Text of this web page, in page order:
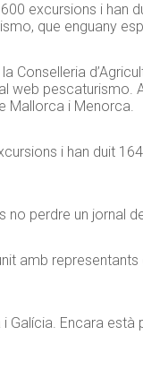
excursions i han
que enguany
Conselleria
pescaturismo.
Mallorca i Menorca.
i han duit
perdre un jornal
amb
Encara està